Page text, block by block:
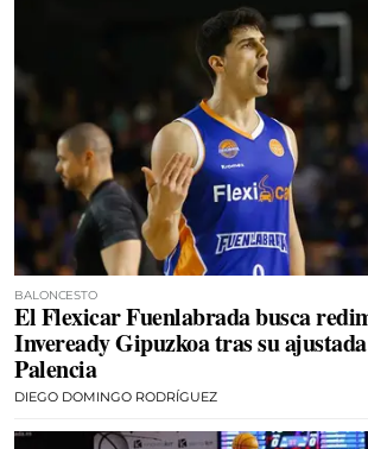
BALONCESTO
El Flexicar Fuenlabrada busca
Inveready Gipuzkoa tras su
Palencia
DIEGO DOMINGO RODRÍGUEZ